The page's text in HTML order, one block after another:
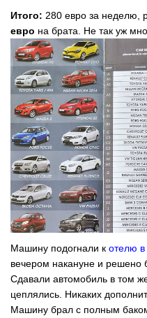
Итого: 280 евро за неделю,
евро на брата. Не так уж
Машину подогнали к отелю
вечером накануне и решено
Сдавали автомобиль в том
цеплялись. Никаких
Машину брал с полным